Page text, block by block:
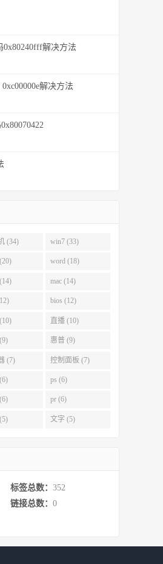
0x80240fff解决方法
解决方法
(34) win7 (33)
word (18)
mac (14)
bios (12)
直播 (10)
惠普 (9)
(7) 控制面板 (7)
ps (6)
pr (6)
文字 (5)
标签总数： 352
链接总数： 0